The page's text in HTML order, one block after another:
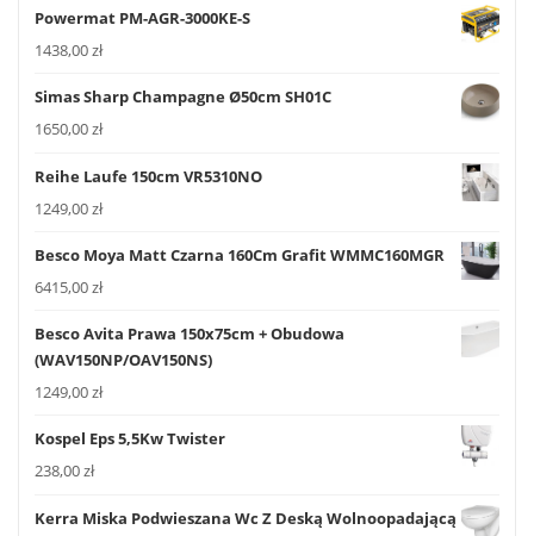
Powermat PM-AGR-3000KE-S
1438,00zł
Simas Sharp Champagne Ø50cm SH01C
1650,00zł
Reihe Laufe 150cm VR5310NO
1249,00zł
Besco Moya Matt Czarna 160Cm Grafit WMMC160MGR
6415,00zł
Besco Avita Prawa 150x75cm + Obudowa
(WAV150NP/OAV150NS)
1249,00zł
Kospel Eps 5,5Kw Twister
238,00zł
Kerra Miska Podwieszana Wc Z Deską Wolnoopadającą